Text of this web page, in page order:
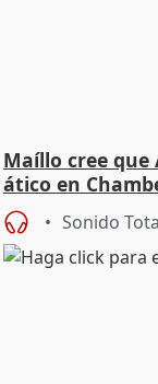
Maíllo cree
ático en
Sonido